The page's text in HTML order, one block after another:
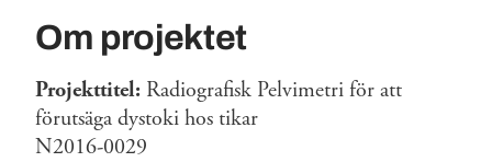
Om projektet
Projekttitel: Radiografisk Pelvimetri för att
förutsäga dystoki hos tikar
N2016-0029